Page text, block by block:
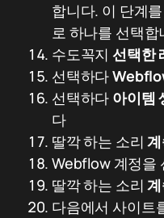
합니다. 이 단계
로 하나를 선택합
수도꼭지선택한
선택하다
선택하다 아이템
다
딸깍 하는 소리
Webflow 계정을
딸깍 하는 소리
다음에서 사이트